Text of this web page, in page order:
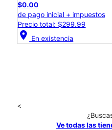
$0.00
de pago inicial + impuestos
Precio total: $299.99
location_on En existencia
<
Ve todas las